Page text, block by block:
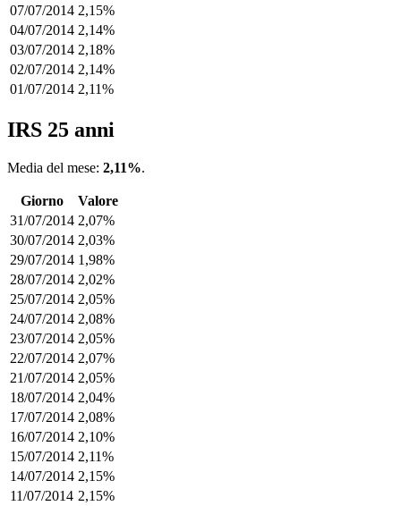
07/07/2014 2,15%
04/07/2014 2,14%
03/07/2014 2,18%
02/07/2014 2,14%
01/07/2014 2,11%
IRS 25 anni
Media del mese: 2,11%.
Giorno
Valore
31/07/2014 2,07%
30/07/2014 2,03%
29/07/2014 1,98%
28/07/2014 2,02%
25/07/2014 2,05%
24/07/2014 2,08%
23/07/2014 2,05%
22/07/2014 2,07%
21/07/2014 2,05%
18/07/2014 2,04%
17/07/2014 2,08%
16/07/2014 2,10%
15/07/2014 2,11%
14/07/2014 2,15%
11/07/2014 2,15%